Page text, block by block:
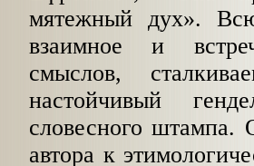
мятежный дух».
взаимное и
смыслов,
настойчивый
словесного штампа.
автора к